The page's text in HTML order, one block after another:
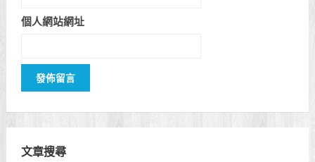
個人網站網址
文章搜尋